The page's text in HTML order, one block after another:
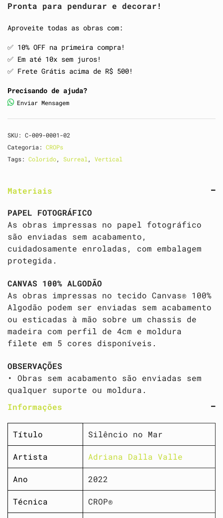
Pronta para pendurar e decorar!
Aproveite todas as obras com:
✅️ 10% OFF na primeira compra!
✅️ Em até 10x sem juros!
✅️ Frete Grátis acima de R$ 500!
Precisando de ajuda?
Enviar Mensagem
SKU: C-009-0001-02
Categoria: CROPs
Tags: Colorido, Surreal, Vertical
Materiais
PAPEL FOTOGRÁFICO
As obras impressas no papel fotográfico
são enviadas sem acabamento,
cuidadosamente enroladas, com embalagem
protegida.
CANVAS 100% ALGODÃO
As obras impressas no tecido Canvas® 100%
Algodão podem ser enviadas sem acabamento
ou esticadas à mão sobre um chassis de
madeira com perfil de 4cm e moldura
filete em 5 cores disponíveis.
OBSERVAÇÕES
• Obras sem acabamento são enviadas sem
qualquer suporte ou moldura.
Informações
Título Silêncio no Mar
Artista Adriana Dalla Valle
Ano 2022
Técnica CROP®